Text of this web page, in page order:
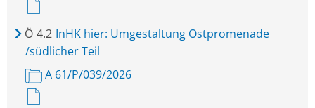
Ö 4.2 InHK hier: Umgestaltung Ostpromenade
/südlicher Teil
A 61/P/039/2026